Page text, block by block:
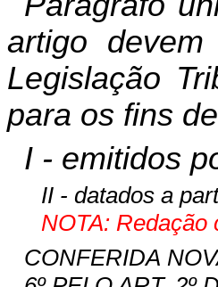
artigo
Legislação
para os fins
I - emitidos
II - datados a
NOTA: Redação
CONFERIDA